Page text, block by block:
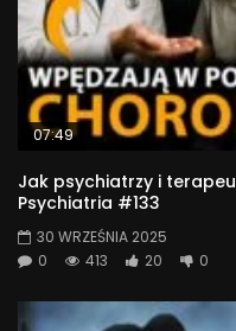
07:49
Jak psychiatrzy i
Psychiatria #133
30 WRZEŚNIA 2025
0
413 20 0